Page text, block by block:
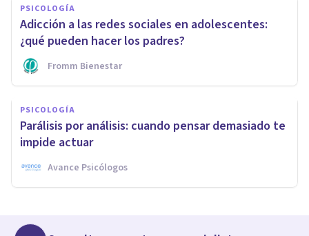
PSICOLOGÍA
Adicción a las redes sociales en adolescentes:
¿qué pueden hacer los padres?
Fromm Bienestar
PSICOLOGÍA
Parálisis por análisis: cuando pensar demasiado te
impide actuar
Avance Psicólogos